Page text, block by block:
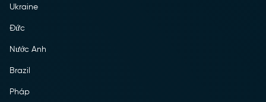
Ukraine
Đức
Nước Anh
Brazil
Pháp